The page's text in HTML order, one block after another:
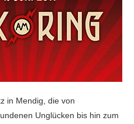
in Mendig, die von
Unglücken bis hin zum